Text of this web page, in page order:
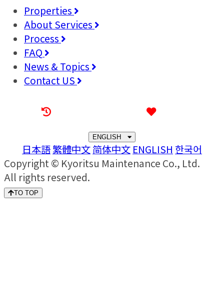
Properties
About Services
Process
FAQ
News & Topics
Contact US
ENGLISH
日本語繁體中文简体中文 ENGLISH 한국어
Copyright © Kyoritsu Maintenance Co., Ltd.
All rights reserved.
TO TOP